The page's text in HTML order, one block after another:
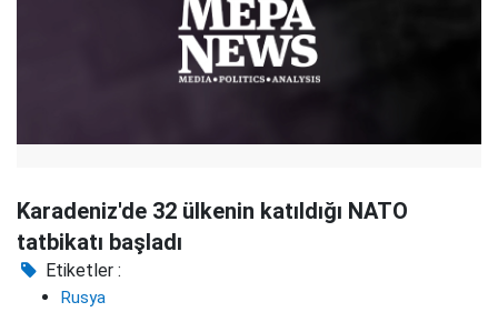
Karadeniz'de 32 ülkenin katıldığı NATO
tatbikatı başladı
Etiketler :
Rusya